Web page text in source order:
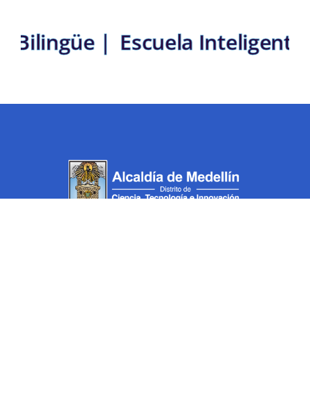
Escuela
Bilingüe |